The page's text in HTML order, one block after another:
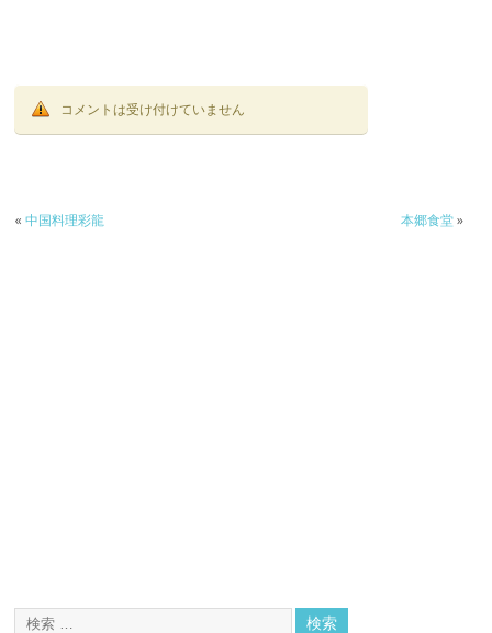
コメントは受け付けていません
«中国料理彩龍 本郷食堂»